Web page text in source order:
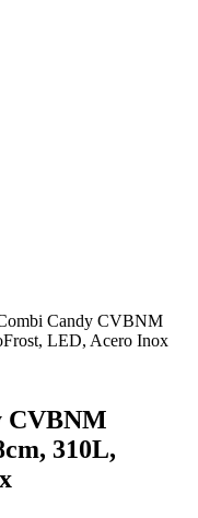
Candy CVBNM
LED, Acero Inox
CVBNM
310L,